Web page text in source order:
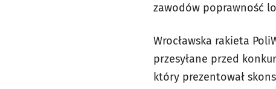
zawodów poprawność
Wrocławska rakieta
przesyłane przed
który prezentował